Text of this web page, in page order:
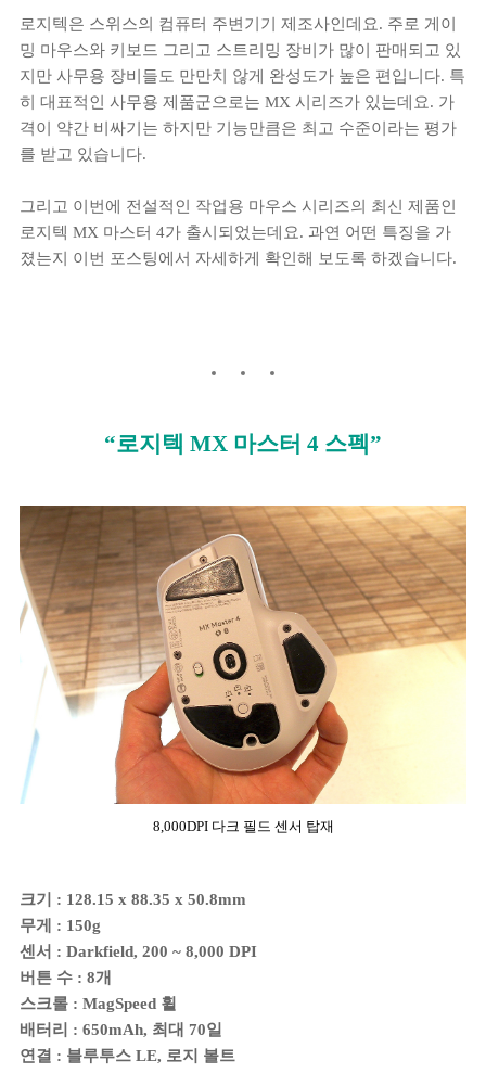
로지텍은 스위스의 컴퓨터 주변기기 제조사인데요. 주로 게이
밍 마우스와 키보드 그리고 스트리밍 장비가 많이 판매되고 있
지만 사무용 장비들도 만만치 않게 완성도가 높은 편입니다. 특
히 대표적인 사무용 제품군으로는 MX 시리즈가 있는데요. 가
격이 약간 비싸기는 하지만 기능만큼은 최고 수준이라는 평가
를 받고 있습니다.
그리고 이번에 전설적인 작업용 마우스 시리즈의 최신 제품인
로지텍 MX 마스터 4가 출시되었는데요. 과연 어떤 특징을 가
졌는지 이번 포스팅에서 자세하게 확인해 보도록 하겠습니다.
“로지텍 MX 마스터 4 스펙”
8,000DPI 다크 필드 센서 탑재
크기 : 128.15 x 88.35 x 50.8mm
무게 : 150g
센서 : Darkfield, 200 ~ 8,000 DPI
버튼 수 : 8개
스크롤 : MagSpeed 휠
배터리 : 650mAh, 최대 70일
연결 : 블루투스 LE, 로지 볼트